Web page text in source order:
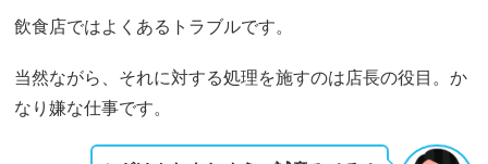
飲食店ではよくあるトラブルです。
当然ながら、それに対する処理を施すのは店長の役目。か
なり嫌な仕事です。